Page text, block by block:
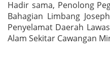
Hadir sama, Penolong
Bahagian Limbang
Penyelamat Daerah
Alam Sekitar Cawangan